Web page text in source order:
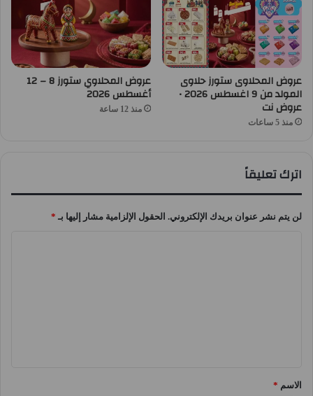
عروض المحلاوى ستورز حلاوى
المولد من 9 اغسطس 2026 •
عروض نت
منذ 5 ساعات
عروض المحلاوي ستورز 8 – 12
أغسطس 2026
منذ 12 ساعة
اترك تعليقاً
لن يتم نشر عنوان بريدك الإلكتروني. الحقول الإلزامية مشار إليها بـ *
*الاسم *